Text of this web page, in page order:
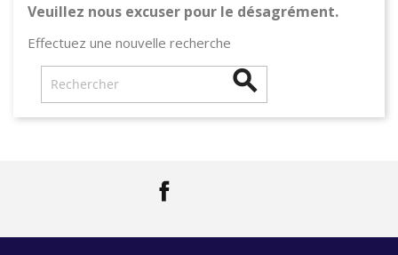
Veuillez nous excuser pour le désagrément.
Effectuez une nouvelle recherche
